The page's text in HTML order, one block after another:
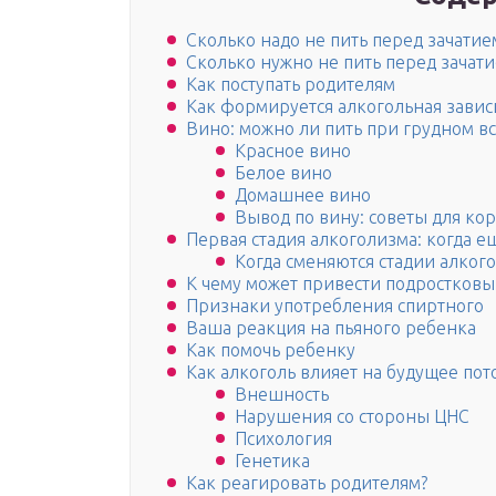
Сколько надо не пить перед
Сколько нужно не пить перед
Как поступать родителям
Как формируется алкогольная
Вино: можно ли пить при грудном
Красное вино
Белое вино
Домашнее вино
Вывод по вину: советы для
Первая стадия алкоголизма: когда
Когда сменяются стадии
К чему может привести
Признаки употребления спиртного
Ваша реакция на пьяного ребенка
Как помочь ребенку
Как алкоголь влияет на будущее
Внешность
Нарушения со стороны ЦНС
Психология
Генетика
Как реагировать родителям?